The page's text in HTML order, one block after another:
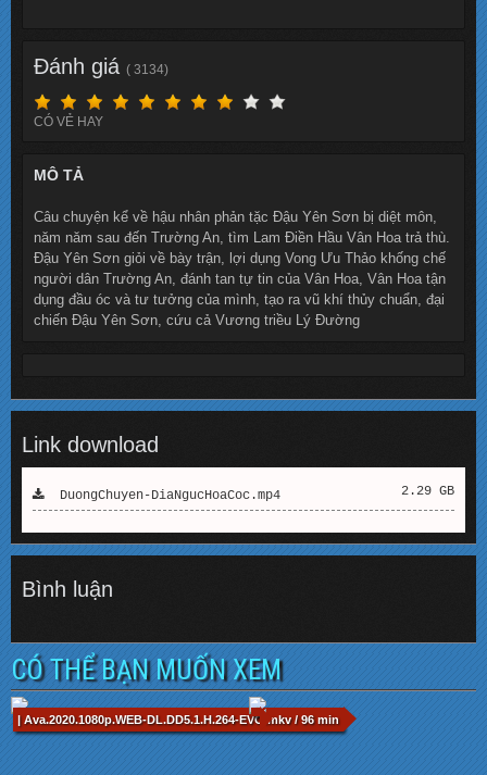
Đánh giá ( 3134)
CÓ VẺ HAY
MÔ TẢ
Câu chuyện kể về hậu nhân phản tặc Đậu Yên Sơn bị diệt môn,
năm năm sau đến Trường An, tìm Lam Điền Hầu Vân Hoa trả thù.
Đậu Yên Sơn giỏi về bày trận, lợi dụng Vong Ưu Thảo khống chế
người dân Trường An, đánh tan tự tin của Vân Hoa, Vân Hoa tận
dụng đầu óc và tư tưởng của mình, tạo ra vũ khí thủy chuẩn, đại
chiến Đậu Yên Sơn, cứu cả Vương triều Lý Đường
Link download
DuongChuyen-DiaNgucHoaCoc.mp4 2.29 GB
Bình luận
CÓ THỂ BẠN MUỐN XEM
| Ava.2020.1080p.WEB-DL.DD5.1.H.264-EVO.mkv / 96 min